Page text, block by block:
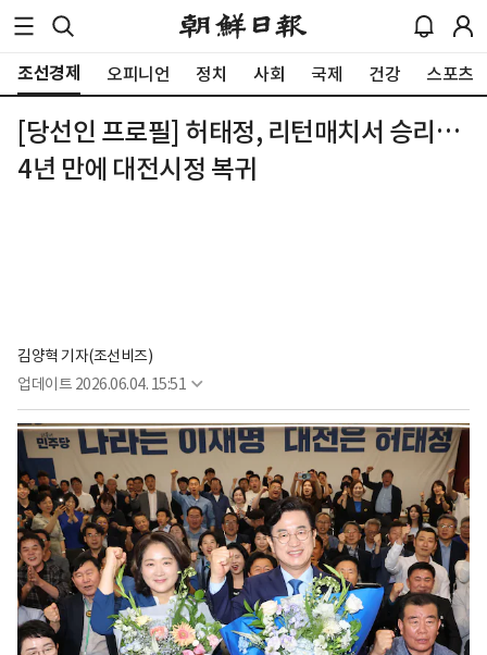
조선경제 오피니언 정치 사회 국제 건강 스포츠
[당선인 프로필] 허태정, 리턴매치서 승리…
4년 만에 대전시정 복귀
김양혁 기자(조선비즈)
업데이트 2026.06.04. 15:51